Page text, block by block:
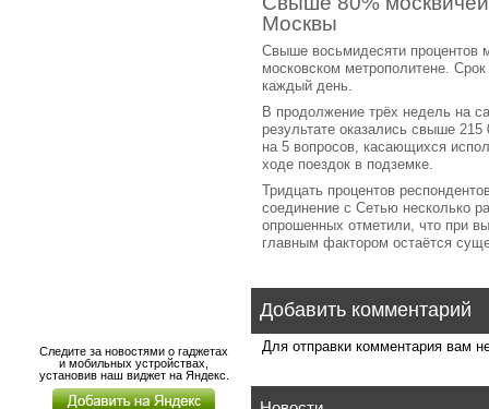
Москвы
Свыше восьмидесяти процентов
московском метрополитене.
каждый день.
В продолжение трёх недель на
результате оказались свыше
на 5 вопросов, касающихся
ходе поездок в подземке.
Тридцать процентов
соединение с Сетью несколько
опрошенных отметили, что при
главным фактором остаётся
Добавить комментарий
Для отправки комментария вам
Следите за новостями о гаджетах
и мобильных устройствах,
установив наш виджет на Яндекс.